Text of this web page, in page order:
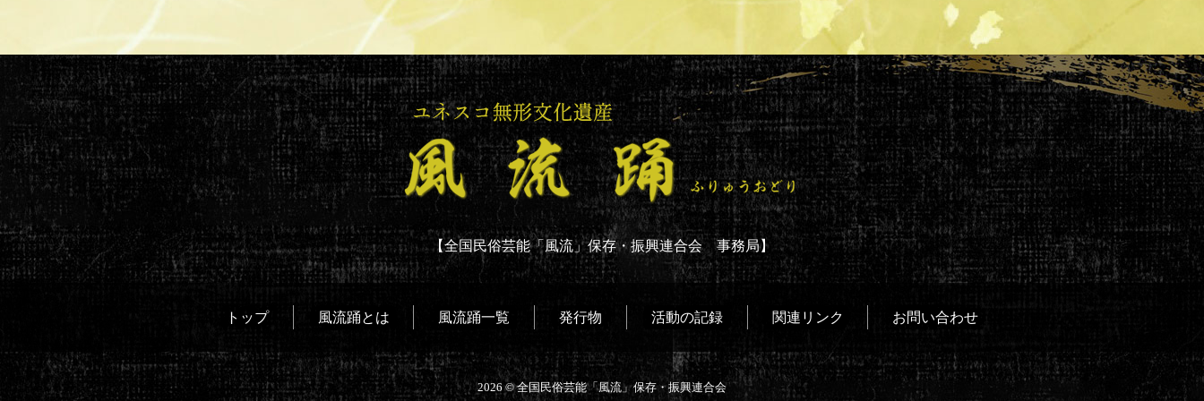
【全国民俗芸能「風流」保存・振興連合会 事務局】
トップ 風流踊とは 風流踊一覧 発行物 活動の記録 関連リンク お問い合わせ
2026 ©全国民俗芸能「風流」保存・振興連合会